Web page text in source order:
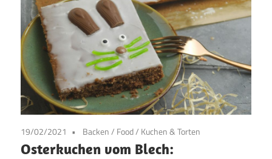
19/02/2021 Backen/ Food/ Kuchen & Torten
Osterkuchen vom Blech: